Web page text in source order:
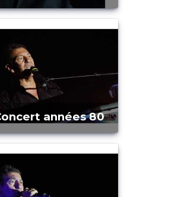
Concert années 80